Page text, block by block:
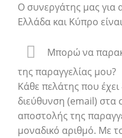
Ο συνεργάτης μας για
Ελλάδα και Κύπρο
Μπορώ να
της παραγγελίας μου?
Κάθε πελάτης που
διεύθυνση (email) στα
αποστολής της
μοναδικό αριθμό. Με